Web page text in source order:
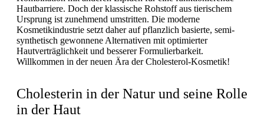
Hautbarriere. Doch der klassische Rohstoff aus tierischem
Ursprung ist zunehmend umstritten. Die moderne
Kosmetikindustrie setzt daher auf pflanzlich basierte, semi-
synthetisch gewonnene Alternativen mit optimierter
Hautverträglichkeit und besserer Formulierbarkeit.
Willkommen in der neuen Ära der Cholesterol-Kosmetik!
Cholesterin in der Natur und seine Rolle
in der Haut